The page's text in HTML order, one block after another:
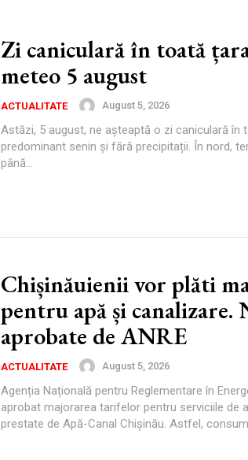
Zi caniculară în toată
meteo 5 august
ACTUALITATE August 5, 2026
Astăzi, 5 august, ne așteaptă o zi caniculară în
predominant senin și fără precipitații. În nord,
până...
Chișinăuienii vor plăti
pentru apă și canalizare.
aprobate de ANRE
ACTUALITATE August 5, 2026
Agenția Națională pentru Reglementare în
aprobat majorarea tarifelor pentru serviciile de
prestate de Apă-Canal Chișinău. Astfel,